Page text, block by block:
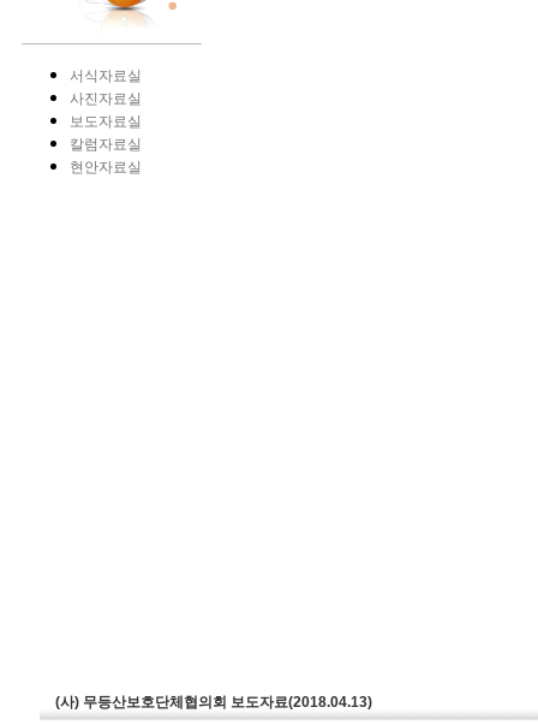
서식자료실
사진자료실
보도자료실
칼럼자료실
현안자료실
(사) 무등산보호단체협의회 보도자료(2018.04.13)